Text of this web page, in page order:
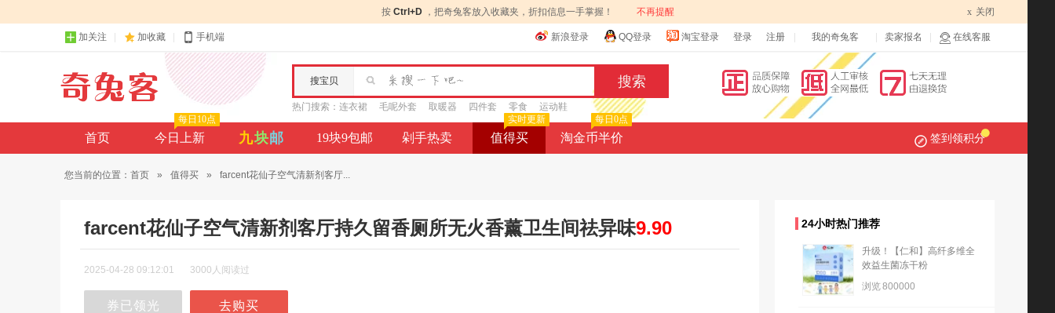
按 Ctrl+D ，把奇兔客放入收藏夹，折扣信息一手掌握！ 不再提醒 x 关闭
加关注 加收藏 手机端 新浪登录 QQ登录 淘宝登录 登录 注册 我的奇兔客 卖家报名 在线客服
搜宝贝
热门搜索： 连衣裙 毛呢外套 取暖器 四件套 零食 运动鞋
首页 今日上新
每日10点
九块邮 19块9包邮 剁手热卖 值得买
实时更新
淘金币半价
每日0点
签到领积分
您当前的位置： 首页 » 值得买 » farcent花仙子空气清新剂客厅...
farcent花仙子空气清新剂客厅持久留香厕所无火香薰卫生间祛异味9.90
2025-04-28 09:12:01 3000人阅读过
券已领光 去购买
24小时热门推荐
升级！【仁和】高纤多维全
效益生菌冻干粉
浏览800000